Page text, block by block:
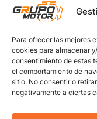
Para ofrecer las mejores
cookies para almacenar
consentimiento de estas
el comportamiento de
sitio. No consentir o
negativamente a ciertas
Por medio de
Política